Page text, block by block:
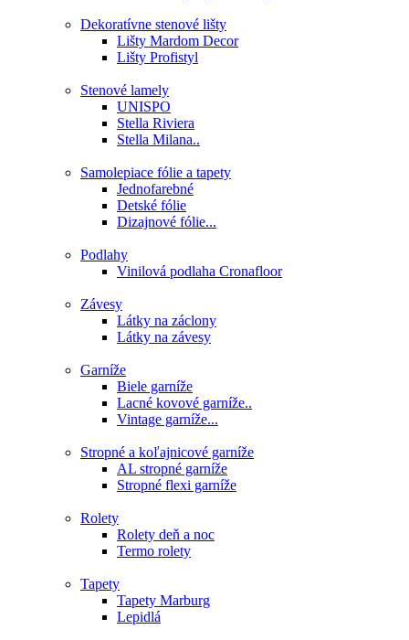
Dekoratívne stenové lišty
Lišty Mardom Decor
Lišty Profistyl
Stenové lamely
UNISPO
Stella Riviera
Stella Milana..
Samolepiace fólie a tapety
Jednofarebné
Detské fólie
Dizajnové fólie...
Podlahy
Vinilová podlaha Cronafloor
Závesy
Látky na záclony
Látky na závesy
Garníže
Biele garníže
Lacné kovové garníže..
Vintage garníže...
Stropné a koľajnicové garníže
AL stropné garníže
Stropné flexi garníže
Rolety
Rolety deň a noc
Termo rolety
Tapety
Tapety Marburg
Lepidlá